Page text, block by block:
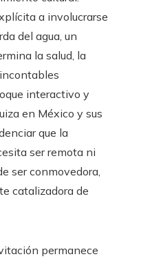
a involucrarse
del agua, un
la salud, la
interactivo y
en México y sus
que la
ser remota ni
ser conmovedora,
catalizadora de
permanece